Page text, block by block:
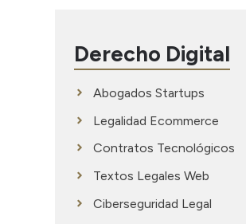
Derecho Digital
Abogados Startups
Legalidad Ecommerce
Contratos Tecnológicos
Textos Legales Web
Ciberseguridad Legal